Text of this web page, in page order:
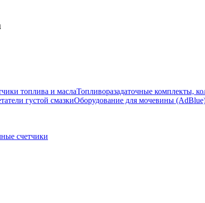
топлива и маслаТопливоразадаточные комплекты,
густой смазкиОборудование для мочевины
счетчики